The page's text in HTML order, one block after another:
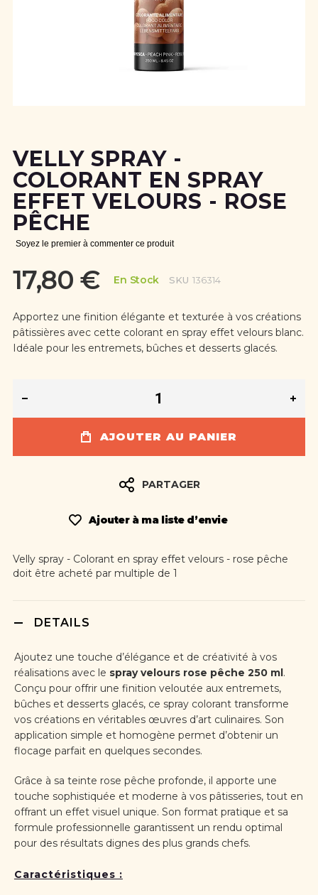
beginning
of
the
images
gallery
VELLY SPRAY -
COLORANT EN SPRAY
EFFET VELOURS - ROSE
PÊCHE
Soyez le premier à commenter ce produit
17,80 € En Stock SKU 136314
Apportez une finition élégante et texturée à vos créations
pâtissières avec cette colorant en spray effet velours blanc.
Idéale pour les entremets, bûches et desserts glacés.
AJOUTER AU PANIER
PARTAGER
Ajouter à ma liste d’envie
Velly spray - Colorant en spray effet velours - rose pêche
doit être acheté par multiple de 1
DETAILS
Ajoutez une touche d’élégance et de créativité à vos
réalisations avec le spray velours rose pêche 250 ml.
Conçu pour offrir une finition veloutée aux entremets,
bûches et desserts glacés, ce spray colorant transforme
vos créations en véritables œuvres d’art culinaires. Son
application simple et homogène permet d’obtenir un
flocage parfait en quelques secondes.
Grâce à sa teinte rose pêche profonde, il apporte une
touche sophistiquée et moderne à vos pâtisseries, tout en
offrant un effet visuel unique. Son format pratique et sa
formule professionnelle garantissent un rendu optimal
pour des résultats dignes des plus grands chefs.
Caractéristiques :